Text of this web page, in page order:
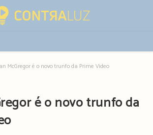
McGregor é o novo trunfo da Prime Video
é o novo trunfo da